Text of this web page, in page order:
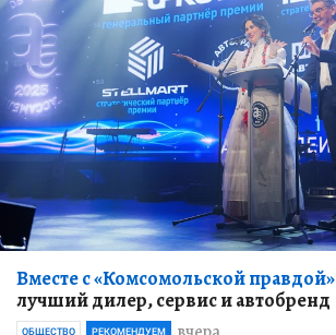
Вместе с «Комсомольской правдой»
лучший дилер, сервис и автобренд
ОБЩЕСТВО РЕКОМЕНДУЕМ